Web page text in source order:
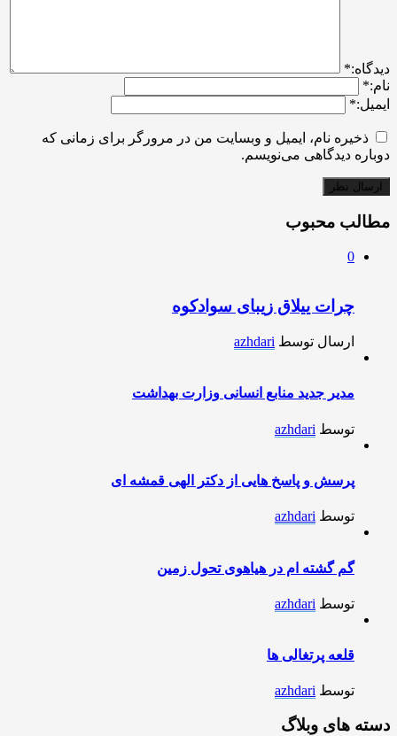
ديدگاه:*
نام:*
ایمیل:*
ذخیره نام، ایمیل و وبسایت من در مرورگر برای زمانی که
دوباره دیدگاهی می‌نویسم.
مطالب محبوب
0
چرات ییلاق زیبای سوادکوه
ارسال توسط azhdari
مدیر جدید منابع انسانی وزارت بهداشت
توسط azhdari
پرسش و پاسخ هایی از دکتر الهی قمشه ای
توسط azhdari
گم گشته ام در هیاهوی تحول زمین
توسط azhdari
قلعه پرتغالی ها
توسط azhdari
دسته های وبلاگ